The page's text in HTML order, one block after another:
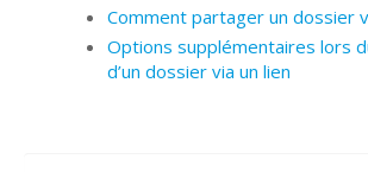
Comment partager un dossier
Options supplémentaires lors
d’un dossier via un lien